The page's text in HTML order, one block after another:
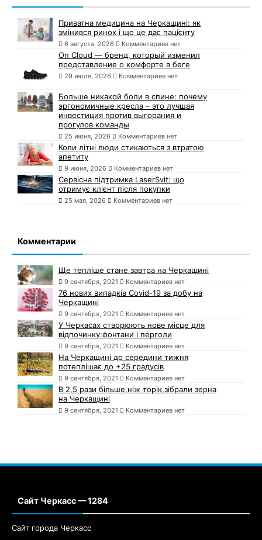
Приватна медицина на Черкащині: як
змінився ринок і що це дає пацієнту
6 августа, 2026 Комментариев нет
On Cloud — бренд, который изменил
представление о комфорте в беге
29 июля, 2026 Комментариев нет
Больше никакой боли в спине: почему
эргономичные кресла – это лучшая
инвестиция против выгорания и
прогулов команды
25 июня, 2026 Комментариев нет
Коли літні люди стикаються з втратою
апетиту
9 июня, 2026 Комментариев нет
Сервісна підтримка LaserSvit: що
отримує клієнт після покупки
25 мая, 2026 Комментариев нет
Комментарии
Ще тепліше стане завтра на Черкащині
9 сентября, 2021 Комментариев нет
76 нових випадків Covid-19 за добу на
Черкащині
9 сентября, 2021 Комментариев нет
У Черкасах створюють нове місце для
відпочинку:фонтани і перголи
9 сентября, 2021 Комментариев нет
На Черкащині до середини тижня
потеплішає до +25 градусів
9 сентября, 2021 Комментариев нет
В 2,5 рази більше,ніж торік,зібрали зерна
на Черкащині
9 сентября, 2021 Комментариев нет
Сайт Черкасс — 1284
Сайт города Черкасс